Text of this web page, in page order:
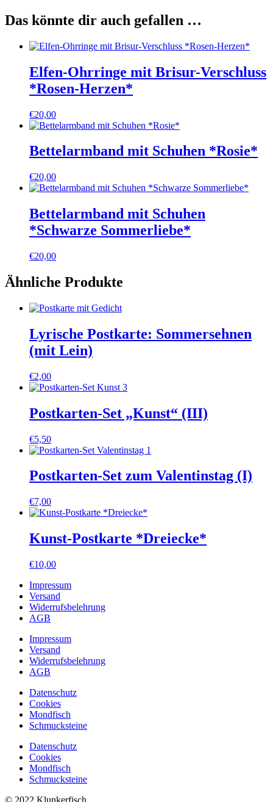
Das könnte dir auch gefallen …
Elfen-Ohrringe mit Brisur-Verschluss
*Rosen-Herzen*
€20,00
Bettelarmband mit Schuhen *Rosie*
€20,00
Bettelarmband mit Schuhen
*Schwarze Sommerliebe*
€20,00
Ähnliche Produkte
Lyrische Postkarte: Sommersehnen
(mit Lein)
€2,00
Postkarten-Set „Kunst“ (III)
€5,50
Postkarten-Set zum Valentinstag (I)
€7,00
Kunst-Postkarte *Dreiecke*
€10,00
Impressum
Versand
Widerrufsbelehrung
AGB
Impressum
Versand
Widerrufsbelehrung
AGB
Datenschutz
Cookies
Mondfisch
Schmucksteine
Datenschutz
Cookies
Mondfisch
Schmucksteine